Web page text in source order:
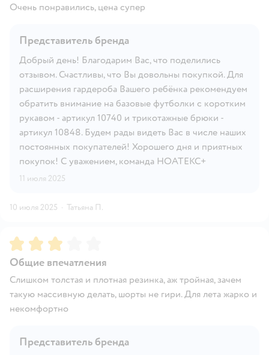
Очень понравились, цена супер
Представитель бренда
Добрый день! Благодарим Вас, что поделились
отзывом. Счастливы, что Вы довольны покупкой. Для
расширения гардероба Вашего ребёнка рекомендуем
обратить внимание на базовые футболки с коротким
рукавом - артикул 10740 и трикотажные брюки -
артикул 10848. Будем рады видеть Вас в числе наших
постоянных покупателей! Хорошего дня и приятных
покупок! С уважением, команда НОАТЕКС+
11 июля 2025
10 июля 2025 · Татьяна П.
Рейтинг:3
Общие впечатления
Слишком толстая и плотная резинка, аж тройная, зачем
такую массивную делать, шорты не гири. Для лета жарко и
некомфортно
Представитель бренда